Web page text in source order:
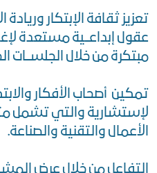
تعزيز ثقافة الإبتكار
عقول إبداعــية مستعدة
مبتكرة من خلال الجلســات
تمكين أصحاب الأفكار
لإستشارية والتي تشمل
الأعمال والتقنية والصناعة.